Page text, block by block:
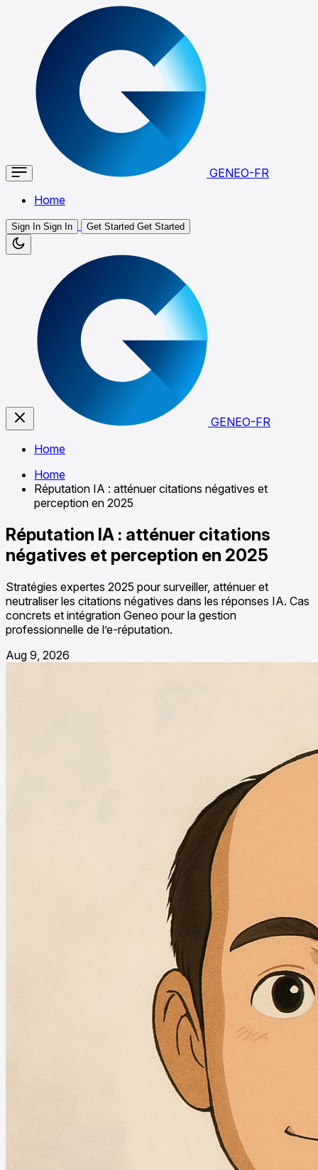
GENEO-FR
Home
Sign In Sign In Get Started Get Started
GENEO-FR
Home
Home
Réputation IA : atténuer citations négatives et
perception en 2025
Réputation IA : atténuer citations
négatives et perception en 2025
Stratégies expertes 2025 pour surveiller, atténuer et
neutraliser les citations négatives dans les réponses IA. Cas
concrets et intégration Geneo pour la gestion
professionnelle de l’e-réputation.
Aug 9, 2026